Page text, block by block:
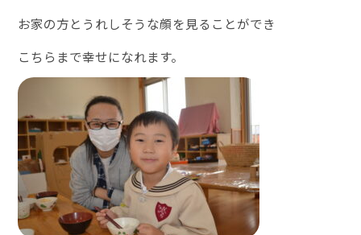
お家の方とうれしそうな顔を見ることができ
こちらまで幸せになれます。